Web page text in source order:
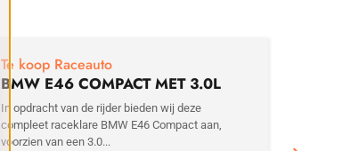
Te koop Raceauto
BMW E46 COMPACT MET 3.0L
MOTOR
In opdracht van de rijder bieden wij deze
compleet raceklare BMW E46 Compact aan,
voorzien van een 3.0...